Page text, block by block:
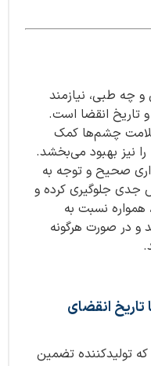
و چه طبی، نیازمند
تاریخ انقضا است.
چشم‌ها کمک
را نیز بهبود می‌بخشد.
صحیح و توجه به
جدی جلوگیری کرده و
همواره نسبت به
در صورت هرگونه
تاریخ انقضای
که تولیدکننده تضمین